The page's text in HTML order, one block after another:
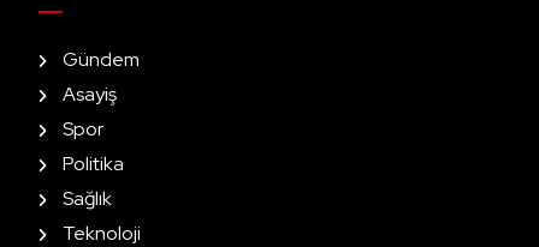
Gündem
Asayiş
Spor
Politika
Sağlık
Teknoloji